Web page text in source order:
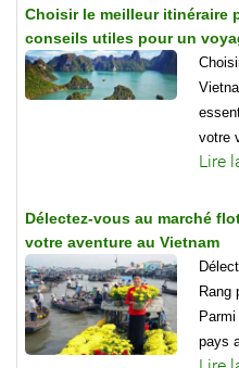
Choisir le meilleur itinéraire
conseils utiles pour un
votre
Lire
Délectez-vous au marché
votre aventure au Vietnam
Rang
pays